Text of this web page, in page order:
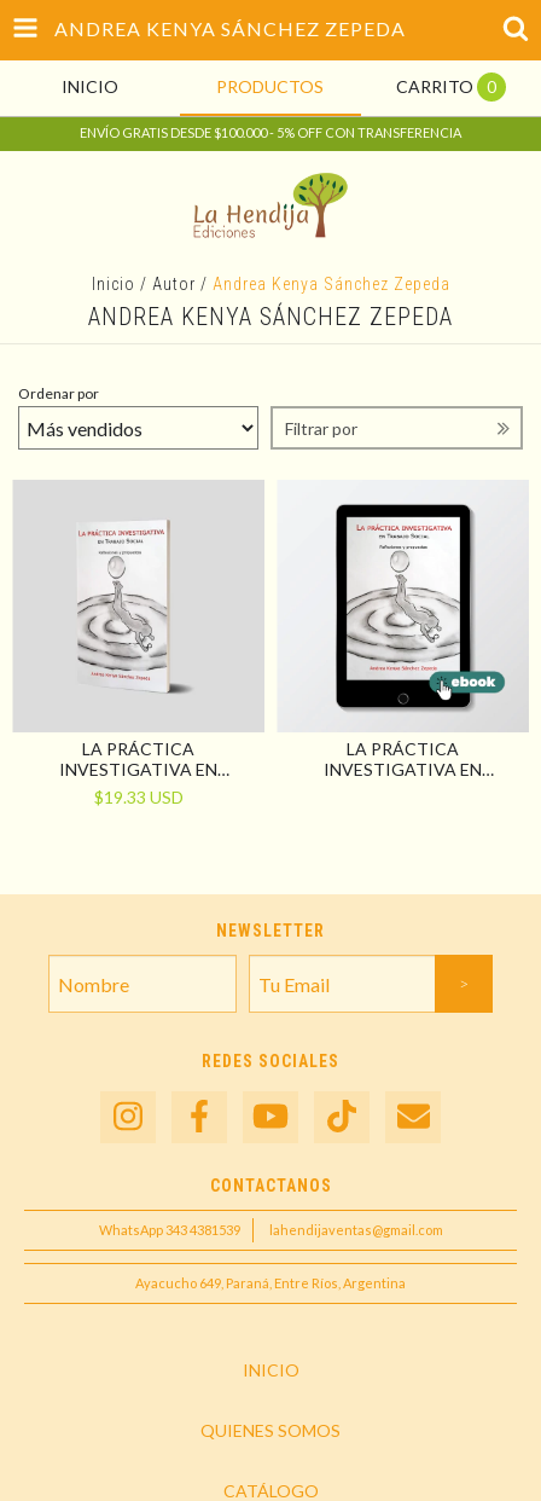
ANDREA KENYA SÁNCHEZ ZEPEDA
INICIO PRODUCTOS CARRITO 0
ENVÍO GRATIS DESDE $100.000 - 5% OFF CON TRANSFERENCIA
Inicio / Autor / Andrea Kenya Sánchez Zepeda
ANDREA KENYA SÁNCHEZ ZEPEDA
Ordenar por
Filtrar por
LA PRÁCTICA
INVESTIGATIVA EN
TRABAJO SOCIAL.
REFLEXIONES Y PROPUESTAS
$19.33 USD
LA PRÁCTICA
INVESTIGATIVA EN
NEWSLETTER
REDES SOCIALES
CONTACTANOS
WhatsApp 343 4381539 lahendijaventas@gmail.com
Ayacucho 649, Paraná, Entre Ríos, Argentina
INICIO
QUIENES SOMOS
CATÁLOGO